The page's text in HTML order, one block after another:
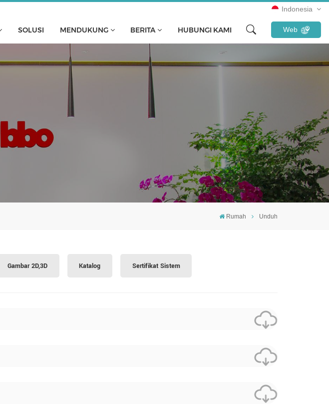
Indonesia
español
Türkçe
Tiếng Việt
Indonesia
SOLUSI MENDUKUNG BERITA HUBUNGI KAMI Web
Rumah Unduh
Gambar 2D,3D Katalog Sertifikat Sistem